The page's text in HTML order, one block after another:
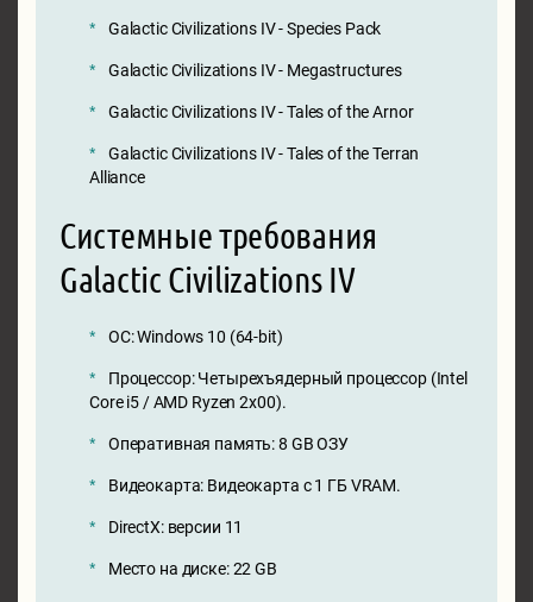
Galactic Civilizations IV - Species Pack
Galactic Civilizations IV - Megastructures
Galactic Civilizations IV - Tales of the Arnor
Galactic Civilizations IV - Tales of the Terran
Alliance
Системные требования
Galactic Civilizations IV
ОС: Windows 10 (64-bit)
Процессор: Четырехъядерный процессор (Intel
Core i5 / AMD Ryzen 2x00).
Оперативная память: 8 GB ОЗУ
Видеокарта: Видеокарта с 1 ГБ VRAM.
DirectX: версии 11
Место на диске: 22 GB